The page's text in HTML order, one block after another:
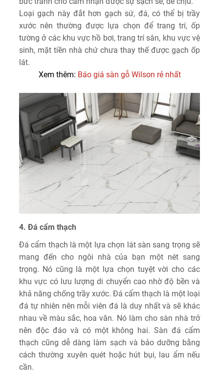
Loại gạch này đắt hơn gạch sứ, đá, có thể bị trầy
xước nên thường được lựa chọn để trang trí, ốp
tường ở các khu vực hồ bơi, trang trí sân, khu vực vệ
sinh, mặt tiền nhà chứ chưa thay thế được gạch ốp
lát.
Xem thêm: Báo giá sàn gỗ Wilson rẻ nhất
4. Đá cẩm thạch
Đá cẩm thạch là một lựa chọn lát sàn sang trọng sẽ
mang đến cho ngôi nhà của bạn một nét sang
trọng. Nó cũng là một lựa chọn tuyệt vời cho các
khu vực có lưu lượng di chuyển cao nhờ độ bền và
khả năng chống trầy xước. Đá cẩm thạch là một loại
đá tự nhiên nên mỗi viên đá là duy nhất và sẽ khác
nhau về màu sắc, hoa văn. Nó làm cho sàn nhà trở
nên độc đáo và có một không hai. Sàn đá cẩm
thạch cũng dễ dàng làm sạch và bảo dưỡng bằng
cách thường xuyên quét hoặc hút bụi, lau ẩm nếu
cần.